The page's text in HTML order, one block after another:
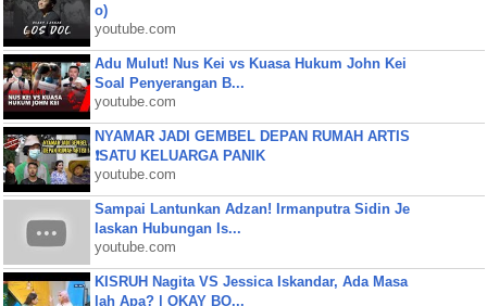
o)
youtube.com
Adu Mulut! Nus Kei vs Kuasa Hukum John Kei
Soal Penyerangan B...
youtube.com
NYAMAR JADI GEMBEL DEPAN RUMAH ARTIS
❗SATU KELUARGA PANIK
youtube.com
Sampai Lantunkan Adzan! Irmanputra Sidin Je
laskan Hubungan Is...
youtube.com
KISRUH Nagita VS Jessica Iskandar, Ada Masa
lah Apa? | OKAY BO...